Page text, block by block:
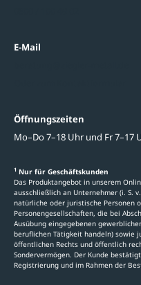
E-Mail
Öffnungszeiten
Mo–Do 7–18 Uhr und Fr 7–17
1 Nur für Geschäftskunden
Das Produktangebot in unserem
ausschließlich an Unternehmer (i. S.
natürliche oder juristische Personen
Personengesellschaften, die bei
Ausübung eingegebenen
beruflichen Tätigkeit handeln) sowie
öffentlichen Rechts und öffentlich
Sondervermögen. Der Kunde
Registrierung und im Rahmen der